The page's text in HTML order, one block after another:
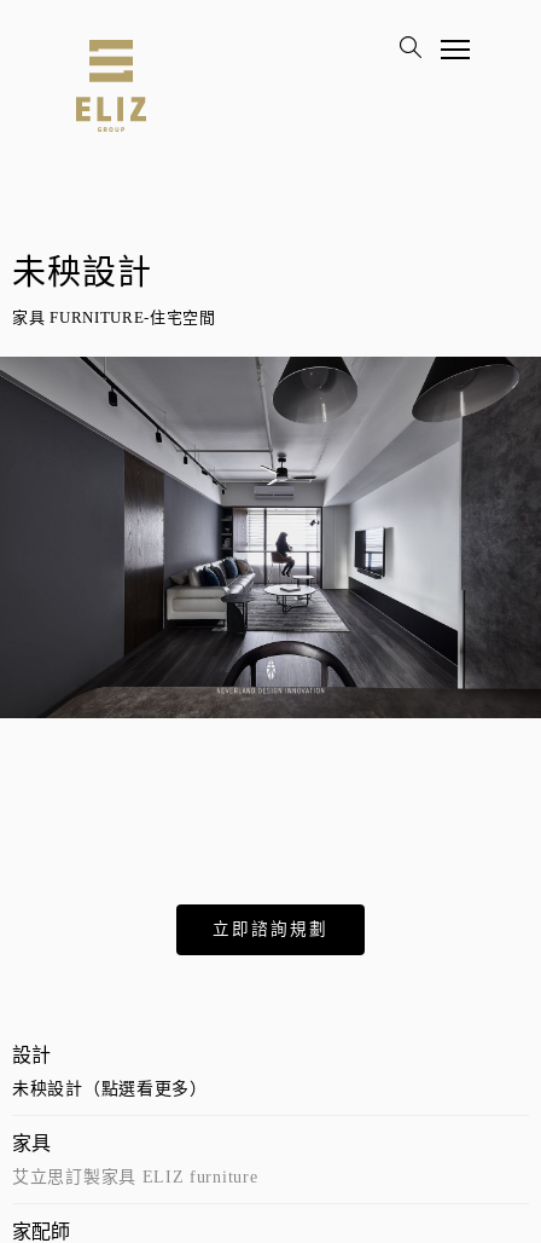
未秧設計
家具 FURNITURE-住宅空間
立即諮詢規劃
設計
未秧設計（點選看更多）
家具
艾立思訂製家具 ELIZ furniture
家配師